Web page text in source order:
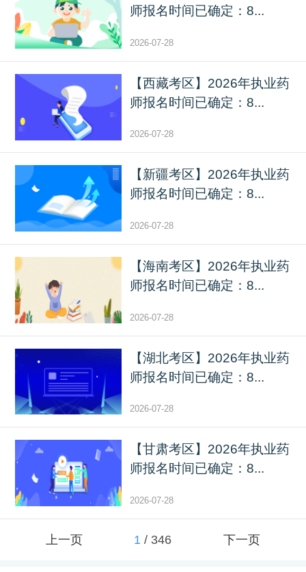
师报名时间已确定：8...
2026-07-28
【西藏考区】2026年执业药
师报名时间已确定：8...
2026-07-28
【新疆考区】2026年执业药
师报名时间已确定：8...
2026-07-28
【海南考区】2026年执业药
师报名时间已确定：8...
2026-07-28
【湖北考区】2026年执业药
师报名时间已确定：8...
2026-07-28
【甘肃考区】2026年执业药
师报名时间已确定：8...
2026-07-28
上一页 1 / 346 下一页